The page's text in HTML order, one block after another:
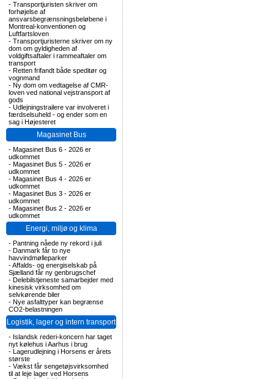
- Transportjuristen skriver om
forhøjelse af
ansvarsbegrænsningsbeløbene i
Montreal-konventionen og
Luftfartsloven
- Transportjuristerne skriver om ny
dom om gyldigheden af
voldgiftsaftaler i rammeaftaler om
transport
- Retten frifandt både speditør og
vognmand
- Ny dom om vedtagelse af CMR-
loven ved national vejstransport af
gods
- Udlejningstrailere var involveret i
færdselsuheld - og ender som en
sag i Højesteret
Magasinet Bus
- Magasinet Bus 6 - 2026 er
udkommet
- Magasinet Bus 5 - 2026 er
udkommet
- Magasinet Bus 4 - 2026 er
udkommet
- Magasinet Bus 3 - 2026 er
udkommet
- Magasinet Bus 2 - 2026 er
udkommet
Energi, miljø og klima
- Pantning nåede ny rekord i juli
- Danmark får to nye
havvindmølleparker
-Affalds- og energiselskab på
Sjælland får ny genbrugschef
- Delebilstjeneste samarbejder med
kinesisk virksomhed om
selvkørende biler
- Nye asfalttyper kan begrænse
CO2-belastningen
Logistik, lager og intern transport
- Islandsk rederi-koncern har taget
nyt kølehus i Aarhus i brug
- Lagerudlejning i Horsens er årets
største
- Vækst får sengetøjsvirksomhed
til at leje lager ved Horsens